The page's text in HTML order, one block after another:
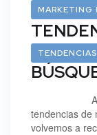
MARKETING
TENDENCIAS
22/01/
tendencias de
volvemos a